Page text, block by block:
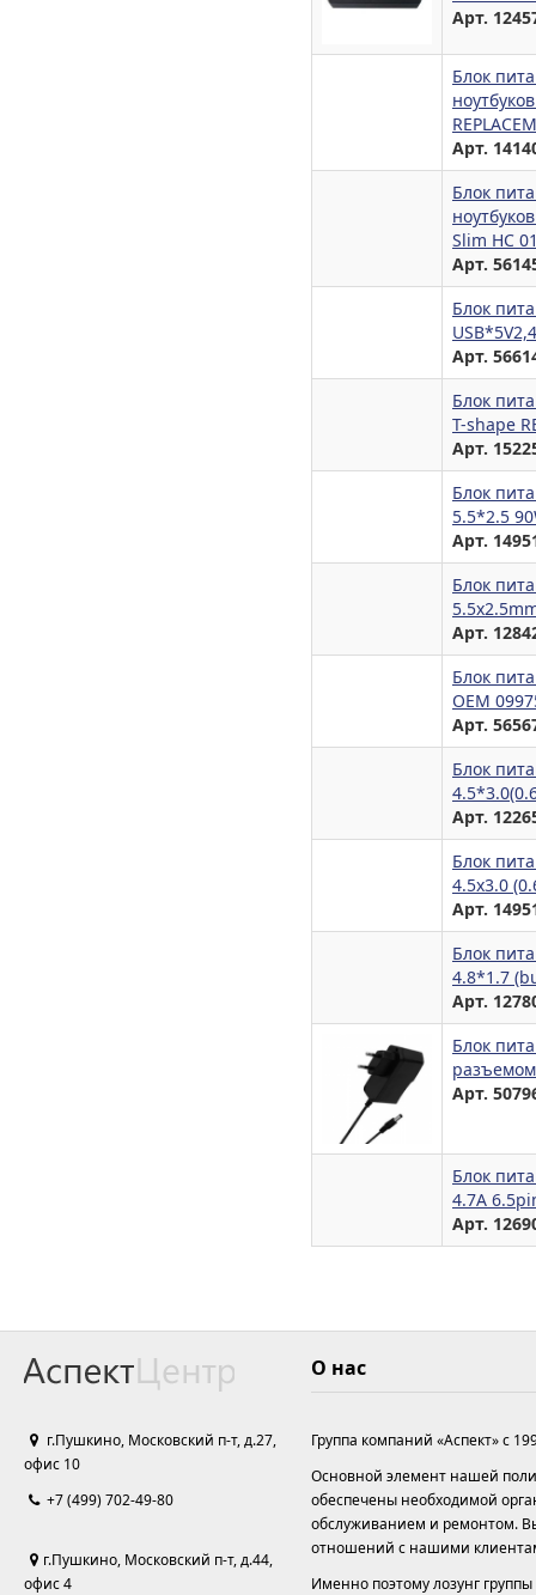
Арт.
Блок
Арт.
Блок
Slim HC
Арт.
Блок
Арт.
Блок
T-shape
Арт.
Блок
5.5*2.5
Арт.
Блок
Арт.
Блок
OEM
Арт.
Блок
Арт.
Блок
4.5x3.0
Арт.
Блок
4.8*1.7
Арт.
Блок
Арт.
Блок
4.7A
Арт.
г.Пушкино, Московский п-т, д.27,
офис 10
+7 (499) 702-49-80
г.Пушкино, Московский п-т, д.44,
офис 4
О нас
Группа компаний «Аспект» с
Основной элемент нашей
обеспечены необходимой
обслуживанием и ремонтом.
отношений с нашими
Именно поэтому лозунг